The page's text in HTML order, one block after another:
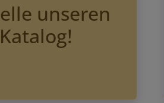
unseren
Katalog!